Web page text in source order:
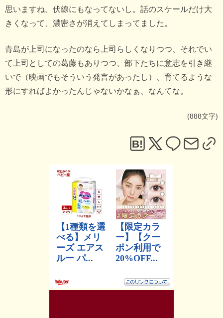
思いますね。伏線にもなってないし。話のスケールだけ大
きくなって、濃密さが消えてしまってました。
青島が上司になったのなら上司らしくなりつつ、それでい
て上司としての葛藤もありつつ、部下たちに意志を引き継
いで（映画でもそういう発言があったし）、育てるような
形にすればよかったんじゃないかなぁ、なんてな。
(888文字)
B!